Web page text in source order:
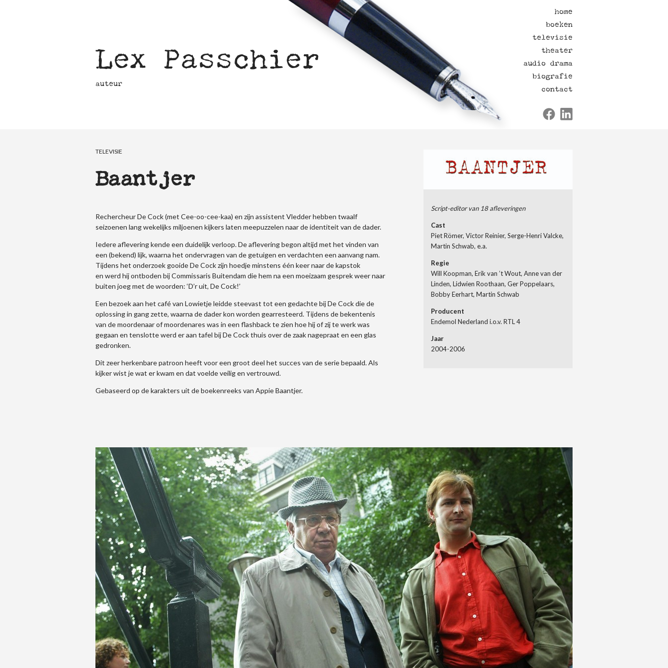
Lex Passchier
auteur
home
boeken
televisie
theater
audio drama
biografie
contact
TELEVISIE
Baantjer
Rechercheur De Cock (met Cee-oo-cee-kaa) en zijn assistent Vledder hebben twaalf
seizoenen lang wekelijks miljoenen kijkers laten meepuzzelen naar de identiteit van de dader.
Iedere aflevering kende een duidelijk verloop. De aflevering begon altijd met het vinden van
een (bekend) lijk, waarna het ondervragen van de getuigen en verdachten een aanvang nam.
Tijdens het onderzoek gooide De Cock zijn hoedje minstens één keer naar de kapstok
en werd hij ontboden bij Commissaris Buitendam die hem na een moeizaam gesprek weer naar
buiten joeg met de woorden: ‘D’r uit, De Cock!’
Een bezoek aan het café van Lowietje leidde steevast tot een gedachte bij De Cock die de
oplossing in gang zette, waarna de dader kon worden gearresteerd. Tijdens de bekentenis
van de moordenaar of moordenares was in een flashback te zien hoe hij of zij te werk was
gegaan en tenslotte werd er aan tafel bij De Cock thuis over de zaak nagepraat en een glas
gedronken.
Dit zeer herkenbare patroon heeft voor een groot deel het succes van de serie bepaald. Als
kijker wist je wat er kwam en dat voelde veilig en vertrouwd.
Gebaseerd op de karakters uit de boekenreeks van Appie Baantjer.
Script-editor van 18 afleveringen
Cast
Piet Römer, Victor Reinier, Serge-Henri Valcke,
Martin Schwab, e.a.
Regie
Will Koopman, Erik van ’t Wout, Anne van der
Linden, Lidwien Roothaan, Ger Poppelaars,
Bobby Eerhart, Martin Schwab
Producent
Endemol Nederland i.o.v. RTL 4
Jaar
2004-2006